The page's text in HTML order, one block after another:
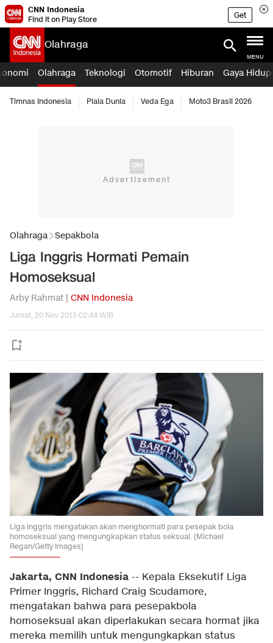
CNN Indonesia
Find it on Play Store
Get
Olahraga
MENU
Olahraga Teknologi Otomotif Hiburan Gaya Hidup
Timnas Indonesia Piala Dunia Veda Ega Moto3 Brasil 2026
Olahraga Sepakbola
Liga Inggris Hormati Pemain
Homoseksual
Arby Rahmat | CNN Indonesia
Jumat, 20 Nov 2015 02:44 WIB
Liga Inggris mengatakan akan menghormati para pesepak bola
homoseksual yang mengungkapkan status seksual. (Michael
Regan/Getty Images)
Jakarta, CNN Indonesia -- Kepala Eksekutif Liga
Primer Inggris, Richard Craig Scudamore,
mengatakan bahwa para pesepakbola
homoseksual akan diperlakukan secara hormat jika
mereka memilih untuk mengungkapkan status